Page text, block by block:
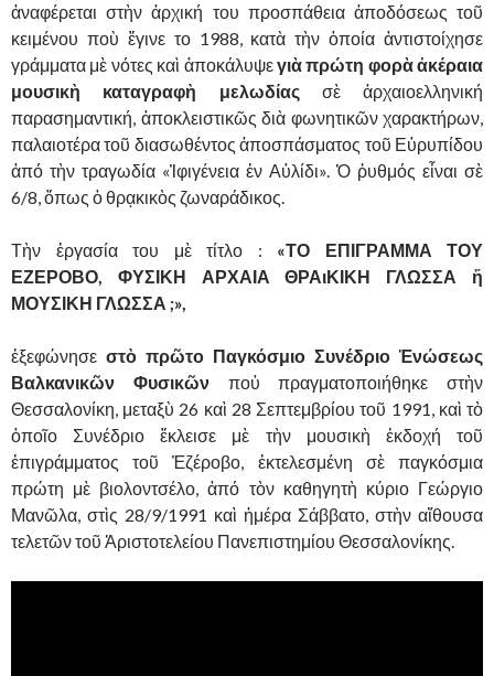
ἀναφέρεται στὴν ἀρχική του προσπάθεια ἀποδόσεως τοῦ
κειμένου ποὺ ἔγινε το 1988, κατὰ τὴν ὁποία ἀντιστοίχησε
γράμματα μὲ νότες καὶ ἀποκάλυψεγιὰ πρώτη φορὰ ἀκέραια
μουσικὴ καταγραφὴ μελωδίας σὲ ἀρχαιοελληνική
παρασημαντική, ἀποκλειστικῶς διὰ φωνητικῶν χαρακτήρων,
παλαιοτέρα τοῦ διασωθέντος ἀποσπάσματος τοῦ Εὐρυπίδου
ἀπό τὴν τραγωδία «Ἰφιγένεια ἐν Αὐλίδι». Ὁ ῥυθμός εἶναι σὲ
6/8, ὅπως ὁ θρᾳκικὸς ζωναράδικος.
Τὴν ἐργασία του μὲ τίτλο : «ΤΟ ΕΠΙΓΡΑΜΜΑ ΤΟΥ
ΕΖΕΡΟΒΟ, ΦΥΣΙΚΗ ΑΡΧΑΙΑ ΘΡΑιΚΙΚΗ ΓΛΩΣΣΑ ἤ
ΜΟΥΣΙΚΗ ΓΛΩΣΣΑ ;»,
ἐξεφώνησε στὸ πρῶτο Παγκόσμιο Συνέδριο Ἑνώσεως
Βαλκανικῶν Φυσικῶνποὐ πραγματοποιήθηκε στὴν
Θεσσαλονίκη, μεταξὺ 26 καὶ 28 Σεπτεμβρίου τοῦ 1991, καὶ τὸ
ὁποῖο Συνέδριο ἔκλεισε μὲ τὴν μουσικὴ ἐκδοχή τοῦ
ἐπιγράμματος τοῦ Ἐζέροβο, ἐκτελεσμένη σὲ παγκόσμια
πρώτη μὲ βιολοντσέλο, ἀπό τὸν καθηγητὴ κύριο Γεώργιο
Μανῶλα, στὶς 28/9/1991 καὶ ἡμέρα Σάββατο, στὴν αἴθουσα
τελετῶν τοῦ Ἀριστοτελείου Πανεπιστημίου Θεσσαλονίκης.